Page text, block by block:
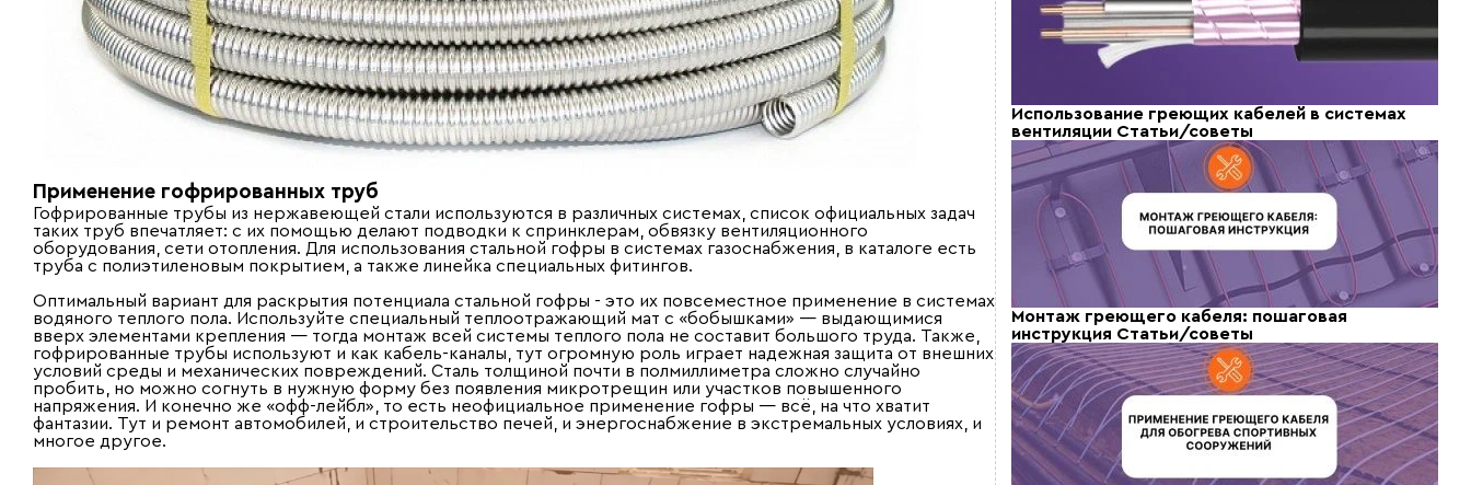
Применение гофрированных труб
Гофрированные трубы из нержавеющей стали используются в различных системах, список официальных задач
таких труб впечатляет: с их помощью делают подводки к спринклерам, обвязку вентиляционного
оборудования, сети отопления. Для использования стальной гофры в системах газоснабжения, в каталоге есть
труба с полиэтиленовым покрытием, а также линейка специальных фитингов.
Оптимальный вариант для раскрытия потенциала стальной гофры - это их повсеместное применение в системах
водяного теплого пола. Используйте специальный теплоотражающий мат с «бобышками» — выдающимися
вверх элементами крепления — тогда монтаж всей системы теплого пола не составит большого труда. Также,
гофрированные трубы используют и как кабель-каналы, тут огромную роль играет надежная защита от внешних
условий среды и механических повреждений. Сталь толщиной почти в полмиллиметра сложно случайно
пробить, но можно согнуть в нужную форму без появления микротрещин или участков повышенного
напряжения. И конечно же «офф-лейбл», то есть неофициальное применение гофры — всё, на что хватит
фантазии. Тут и ремонт автомобилей, и строительство печей, и энергоснабжение в экстремальных условиях, и
многое другое.
Использование греющих кабелей в системах
вентиляции Статьи/советы
Монтаж греющего кабеля: пошаговая
инструкция Статьи/советы